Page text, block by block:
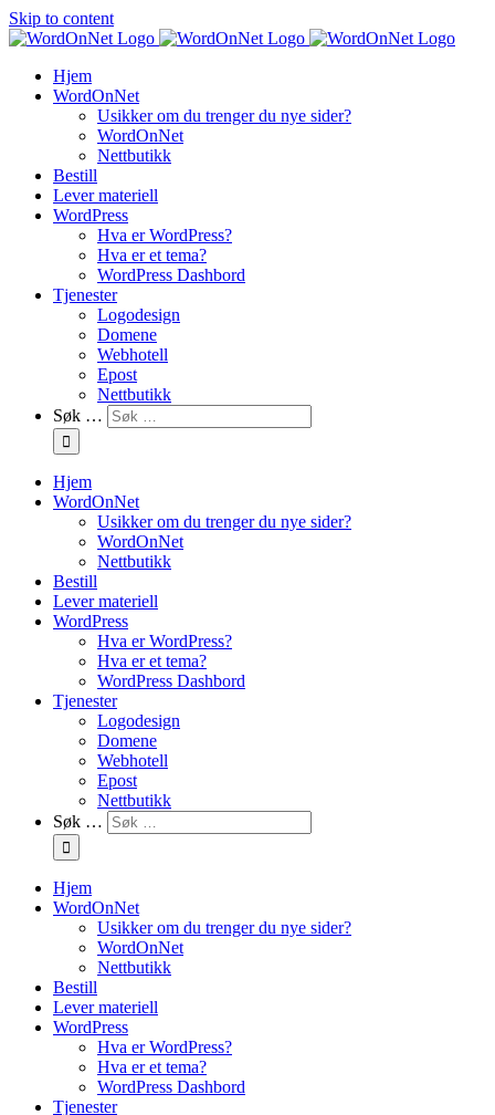
Skip to content
Hjem
WordOnNet
Usikker om du trenger du nye sider?
WordOnNet
Nettbutikk
Bestill
Lever materiell
WordPress
Hva er WordPress?
Hva er et tema?
WordPress Dashbord
Tjenester
Logodesign
Domene
Webhotell
Epost
Nettbutikk
Søk …
Hjem
WordOnNet
Usikker om du trenger du nye sider?
WordOnNet
Nettbutikk
Bestill
Lever materiell
WordPress
Hva er WordPress?
Hva er et tema?
WordPress Dashbord
Tjenester
Logodesign
Domene
Webhotell
Epost
Nettbutikk
Søk …
Hjem
WordOnNet
Usikker om du trenger du nye sider?
WordOnNet
Nettbutikk
Bestill
Lever materiell
WordPress
Hva er WordPress?
Hva er et tema?
WordPress Dashbord
Tjenester